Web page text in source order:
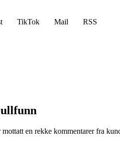
TikTok Mail RSS
en rekke kommentarer fra